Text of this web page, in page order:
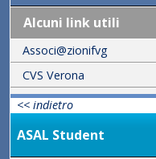
Alcuni link utili
Associ@zionifvg
CVS Verona
<< indietro
ASAL Student